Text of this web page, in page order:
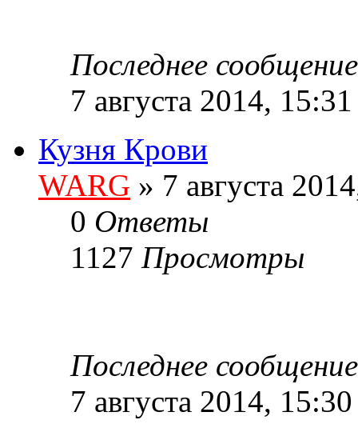
Последнее
7 августа 2014, 15:31
Кузня Крови
WARG » 7 августа
0 Ответы
1127 Просмотры
Последнее
7 августа 2014, 15:30